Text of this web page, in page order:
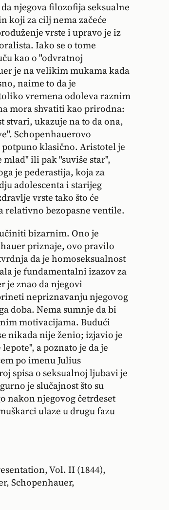
njegova filozofija seksualne
koji za cilj nema začeće
vrste i upravo je iz
Iako se o tome
kao o "odvratnoj
je na velikim mukama kada
naime to da je
vremena odoleva raznim
mora shvatiti kao prirodna:
ukazuje na to da ona,
Schopenhauerovo
klasično. Aristotel je
ili pak "suviše star",
je pederastija, koja za
adolescenta i starijeg
vrste tako što će
relativno bezopasne ventile.
bizarnim. Ono je
priznaje, ovo pravilo
da je homoseksualnost
je fundamentalni izazov za
je znao da njegovi
nepriznavanju njegovog
doba. Nema sumnje da bi
motivacijama. Budući
nikada nije ženio; izjavio je
a poznato je da je
po imenu Julius
spisa o seksualnoj ljubavi je
je slučajnost što su
nakon njegovog četrdeset
ulaze u drugu fazu
Vol. II (1844),
Schopenhauer,